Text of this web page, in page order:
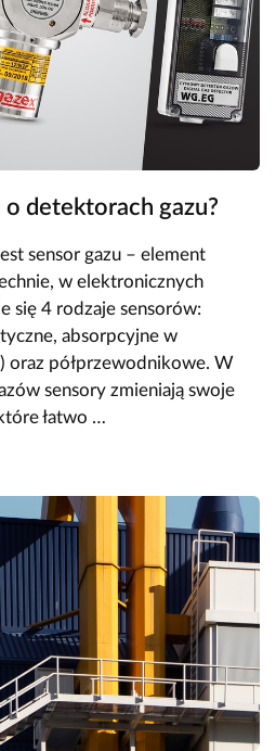
detektorach gazu?
sensor gazu – element
w elektronicznych
się 4 rodzaje sensorów:
absorpcyjne w
oraz półprzewodnikowe. W
sensory zmieniają swoje
łatwo …